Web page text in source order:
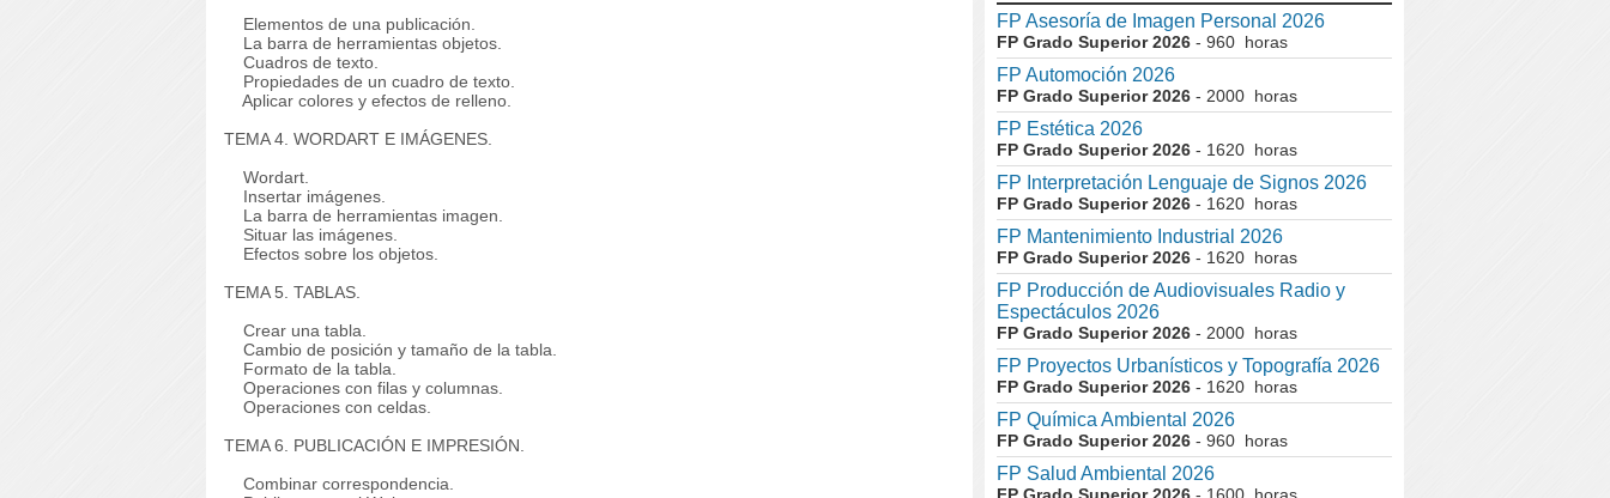
Elementos de una publicación.
La barra de herramientas objetos.
Cuadros de texto.
Propiedades de un cuadro de texto.
Aplicar colores y efectos de relleno.
TEMA 4. WORDART E IMÁGENES.
Wordart.
Insertar imágenes.
La barra de herramientas imagen.
Situar las imágenes.
Efectos sobre los objetos.
TEMA 5. TABLAS.
Crear una tabla.
Cambio de posición y tamaño de la tabla.
Formato de la tabla.
Operaciones con filas y columnas.
Operaciones con celdas.
TEMA 6. PUBLICACIÓN E IMPRESIÓN.
Combinar correspondencia.
FP Asesoría de Imagen Personal 2026
FP Grado Superior 2026 - 960 horas
FP Automoción 2026
FP Grado Superior 2026 - 2000 horas
FP Estética 2026
FP Grado Superior 2026 - 1620 horas
FP Interpretación Lenguaje de Signos 2026
FP Grado Superior 2026 - 1620 horas
FP Mantenimiento Industrial 2026
FP Grado Superior 2026 - 1620 horas
FP Producción de Audiovisuales Radio y
Espectáculos 2026
FP Grado Superior 2026 - 2000 horas
FP Proyectos Urbanísticos y Topografía 2026
FP Grado Superior 2026 - 1620 horas
FP Química Ambiental 2026
FP Grado Superior 2026 - 960 horas
FP Salud Ambiental 2026